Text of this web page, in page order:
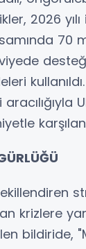
2026
70
krizlere
bildiride,